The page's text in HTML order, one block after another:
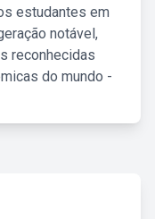
estudantes em
notável,
reconhecidas
do mundo -